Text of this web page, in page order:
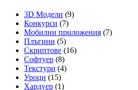
3D Модели (9)
Конкурси (7)
Мобилни приложения (7)
Плъгини (5)
Скриптове (16)
Софтуер (8)
Текстури (4)
Уроци (15)
Хардуер (1)